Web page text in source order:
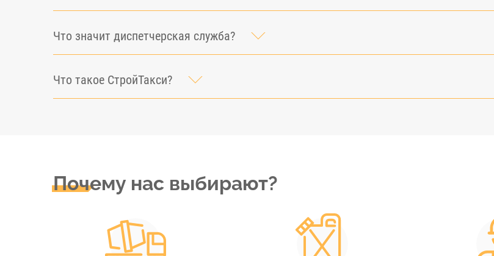
Что значит диспетчерская служба?
Что такое СтройТакси?
Почему нас выбирают?